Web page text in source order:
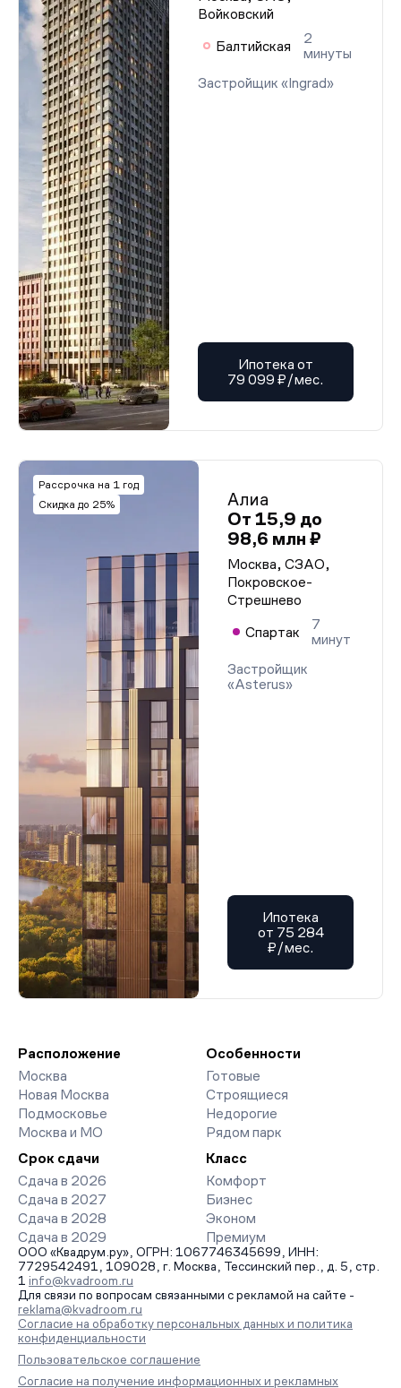
Войковский
Балтийская
2
минуты
Застройщик «Ingrad»
Ипотека от
79 099 ₽/мес.
Рассрочка на 1 год
Скидка до 25%
Алиа
От 15,9 до
98,6 млн ₽
Москва, СЗАО,
Покровское-
Стрешнево
Спартак
7
минут
Застройщик
«Asterus»
Ипотека
от 75 284
₽/мес.
Расположение
Москва
Новая Москва
Подмосковье
Москва и МО
Особенности
Готовые
Строящиеся
Недорогие
Рядом парк
Срок сдачи
Сдача в 2026
Сдача в 2027
Сдача в 2028
Сдача в 2029
Класс
Комфорт
Бизнес
Эконом
Премиум
ООО «Квадрум.ру», ОГРН: 1067746345699, ИНН:
7729542491, 109028, г. Москва, Тессинский пер., д. 5, стр.
1 info@kvadroom.ru
Для связи по вопросам связанными с рекламой на сайте -
reklama@kvadroom.ru
Согласие на обработку персональных данных и политика
конфиденциальности
Пользовательское соглашение
Согласие на получение информационных и рекламных